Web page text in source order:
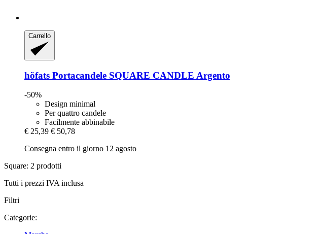
Carrello
höfats Portacandele SQUARE CANDLE Argento
-50%
Design minimal
Per quattro candele
Facilmente abbinabile
€ 25,39 € 50,78
Consegna entro il giorno 12 agosto
Square: 2 prodotti
Tutti i prezzi IVA inclusa
Filtri
Categorie: